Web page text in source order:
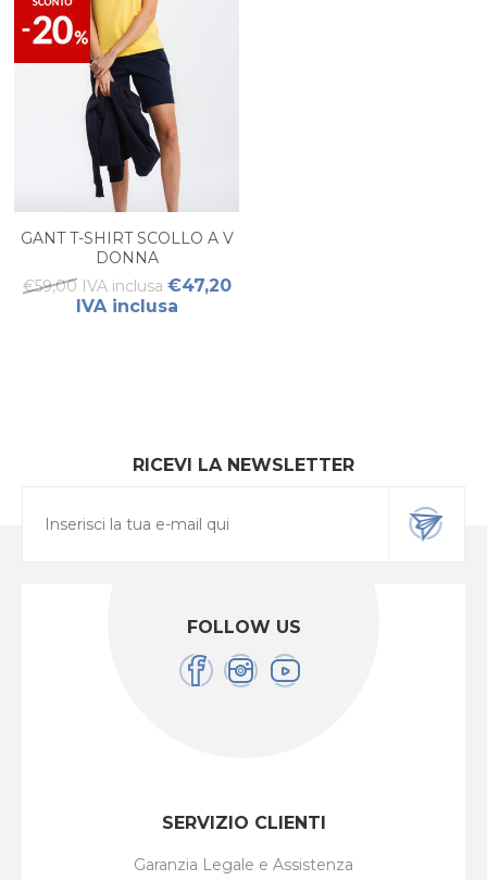
GANT T-SHIRT SCOLLO A V
DONNA
€59,00 IVA inclusa €47,20
IVA inclusa
RICEVI LA NEWSLETTER
FOLLOW US
SERVIZIO CLIENTI
Garanzia Legale e Assistenza